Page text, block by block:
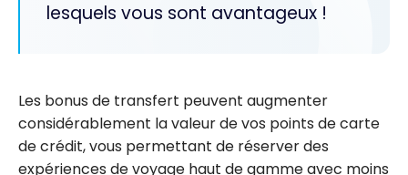
lesquels vous sont avantageux !
Les bonus de transfert peuvent augmenter
considérablement la valeur de vos points de carte
de crédit, vous permettant de réserver des
expériences de voyage haut de gamme avec moins